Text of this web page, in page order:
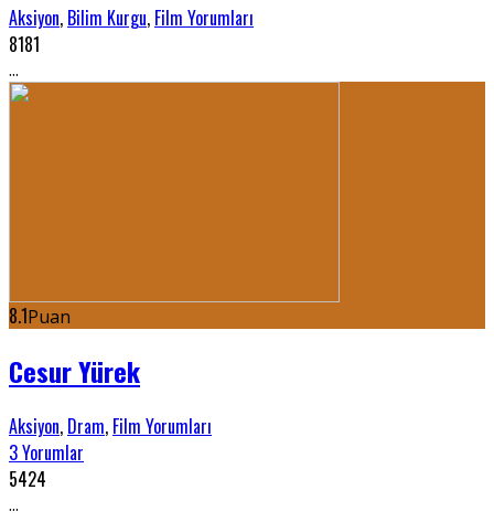
Aksiyon, Bilim Kurgu, Film Yorumları
8181
...
8.1Puan
Cesur Yürek
Aksiyon, Dram, Film Yorumları
3 Yorumlar
5424
...